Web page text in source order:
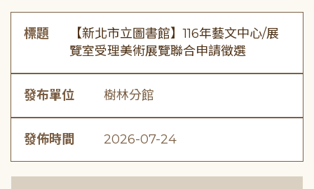
標題
【新北市立圖書館】116年藝文中心/展
覽室受理美術展覽聯合申請徵選
發布單位 樹林分館
發佈時間 2026-07-24